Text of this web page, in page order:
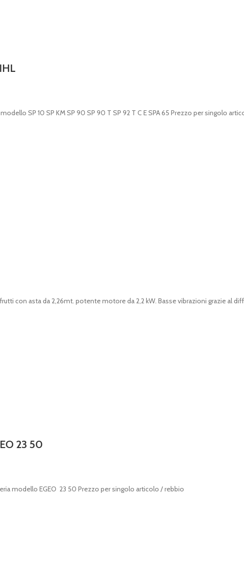
SP 10 SP KM SP 90 SP 90 T SP 92 T C E SPA 65 Prezzo per singolo
con asta da 2,26mt. potente motore da 2,2 kW. Basse vibrazioni grazie al
23 50
modello EGEO 23 50 Prezzo per singolo articolo / rebbio